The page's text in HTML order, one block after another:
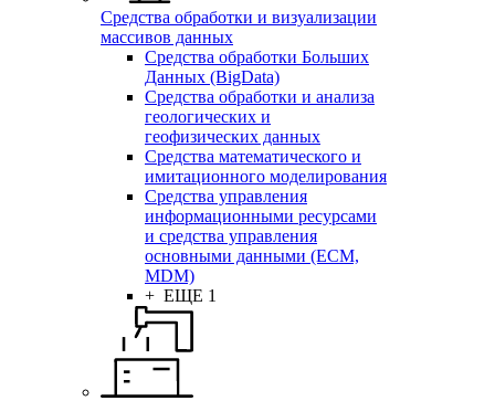
Средства обработки и визуализации
массивов данных
Средства обработки Больших
Данных (BigData)
Средства обработки и анализа
геологических и
геофизических данных
Средства математического и
имитационного моделирования
Средства управления
информационными ресурсами
и средства управления
основными данными (ECM,
MDM)
+ ЕЩЕ 1